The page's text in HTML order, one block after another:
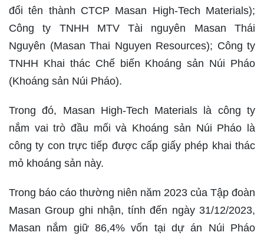
đổi tên thành CTCP Masan High-Tech Materials);
Công ty TNHH MTV Tài nguyên Masan Thái
Nguyên (Masan Thai Nguyen Resources); Công ty
TNHH Khai thác Chế biến Khoáng sản Núi Pháo
(Khoáng sản Núi Pháo).
Trong đó, Masan High-Tech Materials là công ty
nắm vai trò đầu mối và Khoáng sản Núi Pháo là
công ty con trực tiếp được cấp giấy phép khai thác
mỏ khoáng sản này.
Trong báo cáo thường niên năm 2023 của Tập đoàn
Masan Group ghi nhận, tính đến ngày 31/12/2023,
Masan nắm giữ 86,4% vốn tại dự án Núi Pháo